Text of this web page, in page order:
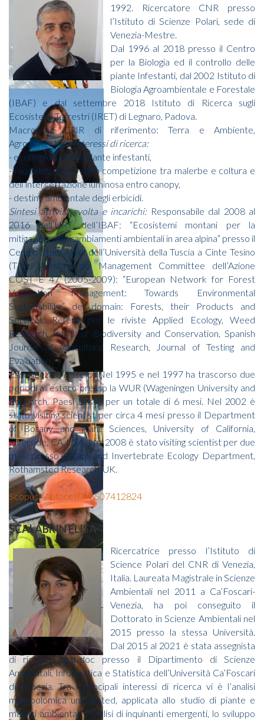
1992. Ricercatore CNR presso
l’Istituto di Scienze Polari, sede di
Venezia-Mestre.
Dal 1996 al 2018 presso il Centro
per la Biologia ed il controllo delle
piante Infestanti, dal 2002 Istituto di
Biologia Agroambientale e Forestale
(IBAF) e dal settembre 2018 Istituto di Ricerca sugli
Ecosistemi Terrestri (IRET) di Legnaro, Padova.
Macroaree CNR di riferimento: Terra e Ambiente,
AgroalimentareInteressi di ricerca:
- ecofisiologia delle piante infestanti,
- modellizzazione della competizione tra malerbe e coltura e
dell’intercettazione luminosa entro canopy,
- destino ambientale degli erbicidi.
Sintesi attività svolta e incarichi:Responsabile dal 2008 al
2016 dell’URT dell’IBAF: “Ecosistemi montani per la
mitigazione dei cambiamenti ambientali in area alpina” presso il
Centro Studi Alpini dell’Università della Tuscia a Cinte Tesino
(TN). Membro del Management Committee dell’Azione
COST E 47 (2005-2009): “European Network for Forest
Vegetation Management: Towards Environmental
Sustainability” del domain: Forests, their Products and
Services. Refero per le riviste Applied Ecology, Weed
Research, Int. J. of Biodiversity and Conservation, Spanish
Journal of Agricultural Research, Journal of Testing and
Evaluation.
Esperienze all’estero:Nel 1995 e nel 1997 ha trascorso due
periodi all’estero presso la WUR (Wageningen University and
Research, Paesi Bassi) per un totale di 6 mesi. Nel 2002 è
stato visiting scientist per circa 4 mesi presso il Department
of Botany and Plant Sciences, University of California,
Riverside, CA, USA. Nel 2008 è stato visiting scientist per due
mesi presso il Plant and Invertebrate Ecology Department,
Rothamsted Research, UK.
Scopus - Author ID: 6507412824
SCALABRIN ELISA
Ricercatrice presso l’Istituto di
Science Polari del CNR di Venezia,
Italia. Laureata Magistrale in Scienze
Ambientali nel 2011 a Ca’Foscari-
Venezia, ha poi conseguito il
Dottorato in Scienze Ambientali nel
2015 presso la stessa Università.
Dal 2015 al 2021 è stata assegnista
di ricerca post-doc presso il Dipartimento di Scienze
Ambientali, Informatica e Statistica dell’Università Ca’Foscari
di Venezia. Tra i principali interessi di ricerca vi è l’analisi
metabolomica untargeted, applicata allo studio di piante e
matrici ambientali, l’analisi di inquinanti emergenti, lo sviluppo